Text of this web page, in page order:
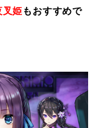
叉姫 もおすすめで